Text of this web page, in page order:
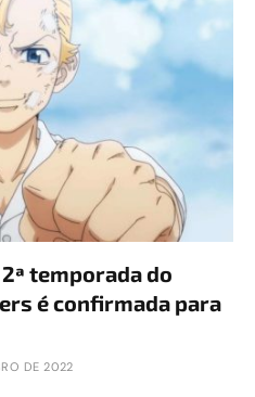
temporada do
é confirmada para
DE 2022